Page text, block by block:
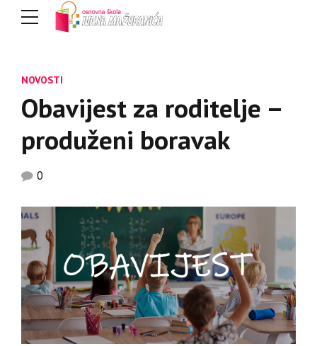
NOVOSTI
Obavijest za roditelje –
produženi boravak
0